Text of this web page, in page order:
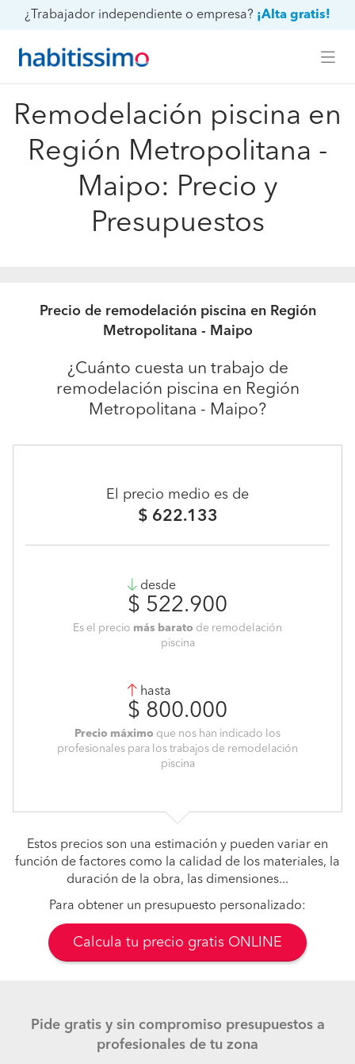
¿Trabajador independiente o empresa? ¡Alta gratis!
Remodelación piscina en
Región Metropolitana -
Maipo: Precio y
Presupuestos
Precio de remodelación piscina en Región
Metropolitana - Maipo
¿Cuánto cuesta un trabajo de
remodelación piscina en Región
Metropolitana - Maipo?
El precio medio es de
$ 622.133
desde
$ 522.900
Es el precio más barato de remodelación
piscina
hasta
$ 800.000
Precio máximo que nos han indicado los
profesionales para los trabajos de remodelación
piscina
Estos precios son una estimación y pueden variar en
función de factores como la calidad de los materiales, la
duración de la obra, las dimensiones...
Para obtener un presupuesto personalizado:
Calcula tu precio gratis ONLINE
Pide gratis y sin compromiso presupuestos a
profesionales de tu zona